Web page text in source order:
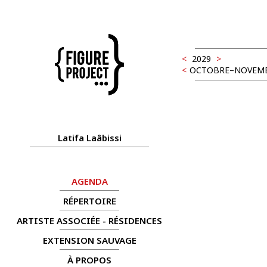
Latifa Laâbissi
AGENDA
RÉPERTOIRE
ARTISTE ASSOCIÉE - RÉSIDENCES
EXTENSION SAUVAGE
À PROPOS
< 2029 >
<